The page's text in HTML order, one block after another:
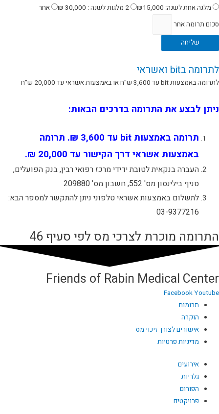
מלגה אחת לשנה: ₪15,000
2 מלגות לשנה : 30,000 ₪
אחר
סכום תרומה אחר
שליחה
לתרומה בbit ואשראי
לתרומה באמצעות bit עד 3,600 ש"ח או באמצעות אשראי עד 20,000 ש"ח
ניתן לבצע את התרומה בדרכים הבאות:
תרומה באמצעות bit עד 3,600 ₪. תרומה
באמצעות אשראי דרך הקישור עד 20,000 ₪.
העברה בנקאית לטובת ידידי מרכז רפואי רבין, בנק הפועלים,
סניף בילינסון מס' 552, חשבון מס' 209880
לתשלום באמצעות אשראי טלפוני ניתן להתקשר למספר הבא:
03-9377216
התרומה‭ ‬מוכרת‭ ‬לצרכי‭ ‬מס‭ ‬לפי‭ ‬סעיף 46
Friends of Rabin Medical Center
FacebookYoutube
תרומות
הוקרה
אישורים לצורך זיכוי מס
מדיניות פרטיות
אירועים
גלריות
הפורום
פרויקטים